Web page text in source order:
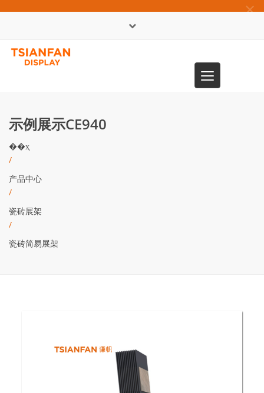
×
Toggle
navigation
示例展示CE940
��ҳ
/
产品中心
/
瓷砖展架
/
瓷砖简易展架